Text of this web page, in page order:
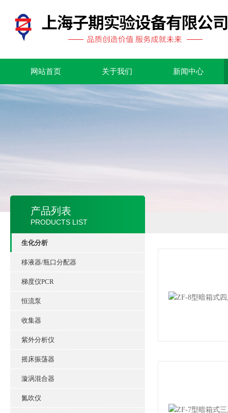
网站首页 关于我们 新闻中心
产品列表
PRODUCTS LIST
生化分析
移液器/瓶口分配器
梯度仪PCR
恒流泵
收集器
紫外分析仪
摇床振荡器
漩涡混合器
氮吹仪